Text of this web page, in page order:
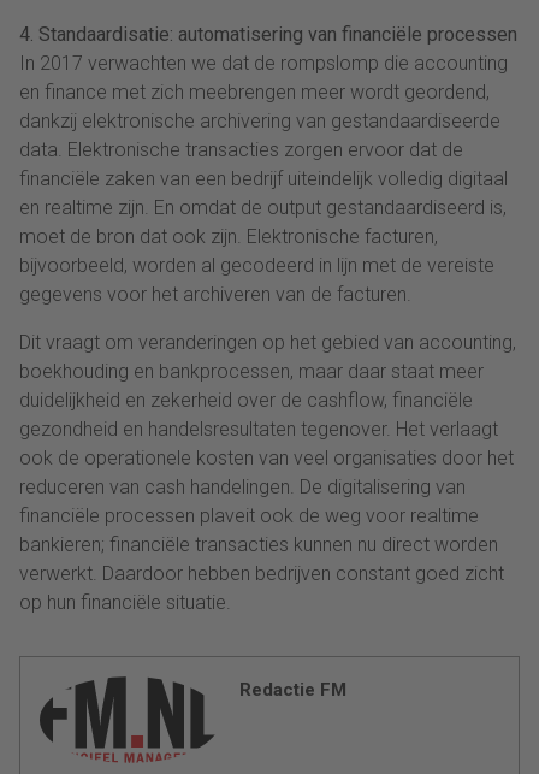
4. Standaardisatie: automatisering van financiële processen
In 2017 verwachten we dat de rompslomp die accounting
en finance met zich meebrengen meer wordt geordend,
dankzij elektronische archivering van gestandaardiseerde
data. Elektronische transacties zorgen ervoor dat de
financiële zaken van een bedrijf uiteindelijk volledig digitaal
en realtime zijn. En omdat de output gestandaardiseerd is,
moet de bron dat ook zijn. Elektronische facturen,
bijvoorbeeld, worden al gecodeerd in lijn met de vereiste
gegevens voor het archiveren van de facturen.
Dit vraagt om veranderingen op het gebied van accounting,
boekhouding en bankprocessen, maar daar staat meer
duidelijkheid en zekerheid over de cashflow, financiële
gezondheid en handelsresultaten tegenover. Het verlaagt
ook de operationele kosten van veel organisaties door het
reduceren van cash handelingen. De digitalisering van
financiële processen plaveit ook de weg voor realtime
bankieren; financiële transacties kunnen nu direct worden
verwerkt. Daardoor hebben bedrijven constant goed zicht
op hun financiële situatie.
Redactie FM